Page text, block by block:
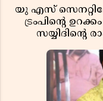
യു എസ്
ട്രംപിന്റെ
സയ്യിദിന്റെ